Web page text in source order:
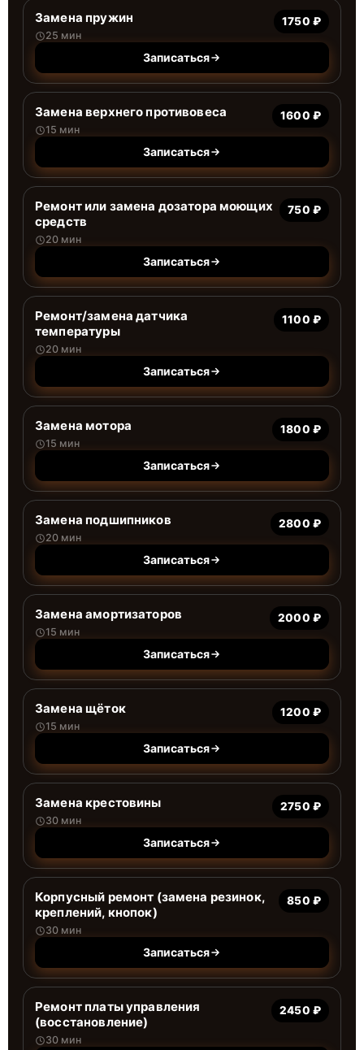
Замена пружин
25 мин
1750 ₽
Записаться
Замена верхнего противовеса
15 мин
1600 ₽
Записаться
Ремонт или замена дозатора моющих
средств
20 мин
750 ₽
Записаться
Ремонт/замена датчика
температуры
20 мин
1100 ₽
Записаться
Замена мотора
15 мин
1800 ₽
Записаться
Замена подшипников
20 мин
2800 ₽
Записаться
Замена амортизаторов
15 мин
2000 ₽
Записаться
Замена щёток
15 мин
1200 ₽
Записаться
Замена крестовины
30 мин
2750 ₽
Записаться
Корпусный ремонт (замена резинок,
креплений, кнопок)
30 мин
850 ₽
Записаться
Ремонт платы управления
(восстановление)
30 мин
2450 ₽